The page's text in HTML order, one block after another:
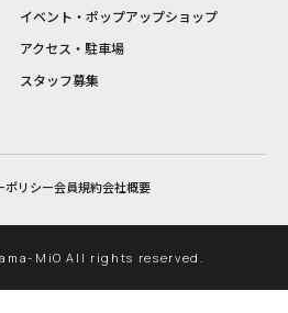
イベント・ポップアップショップ
アクセス・駐車場
スタッフ募集
ポリシー会員規約会社概要
MiO All rights reserved.